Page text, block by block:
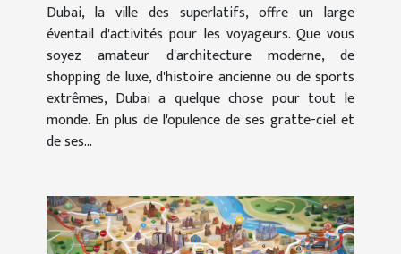
Dubai, la ville des superlatifs, offre un large
éventail d'activités pour les voyageurs. Que vous
soyez amateur d'architecture moderne, de
shopping de luxe, d'histoire ancienne ou de sports
extrêmes, Dubai a quelque chose pour tout le
monde. En plus de l'opulence de ses gratte-ciel et
de ses...